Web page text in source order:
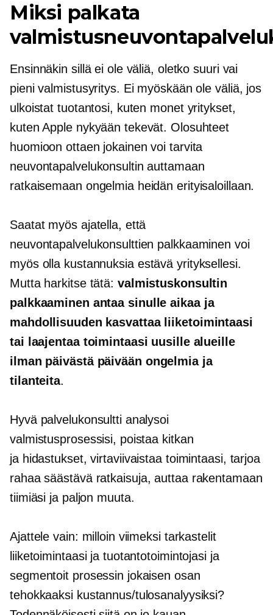
Miksi palkata
Ensinnäkin sillä ei ole väliä, oletko suuri vai
pieni valmistusyritys. Ei myöskään ole väliä, jos
ulkoistat tuotantosi, kuten monet yritykset,
kuten Apple nykyään tekevät. Olosuhteet
huomioon ottaen jokainen voi tarvita
neuvontapalvelukonsultin auttamaan
ratkaisemaan ongelmia heidän erityisaloillaan.
Saatat myös ajatella, että
neuvontapalvelukonsulttien palkkaaminen voi
myös olla kustannuksia estävä yrityksellesi.
Mutta harkitse tätä: valmistuskonsultin
palkkaaminen antaa sinulle aikaa ja
mahdollisuuden kasvattaa liiketoimintaasi
tai laajentaa toimintaasi uusille alueille
ilman päivästä päivään ongelmia ja
tilanteita.
Hyvä palvelukonsultti analysoi
valmistusprosessisi, poistaa kitkan
ja hidastukset, virtaviivaistaa toimintaasi, tarjoa
rahaa säästäväratkaisuja, auttaa rakentamaan
tiimiäsi ja paljon muuta.
Ajattele vain: milloin viimeksi tarkastelit
liiketoimintaasi ja tuotantotoimintojasi ja
segmentoit prosessin jokaisen osan
tehokkaaksi kustannus/tulosanalyysiksi?